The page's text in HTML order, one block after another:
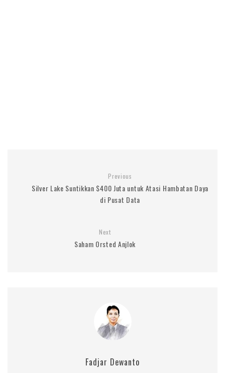
Previous
Silver Lake Suntikkan $400 Juta untuk Atasi Hambatan Daya
di Pusat Data
Next
Saham Orsted Anjlok
Fadjar Dewanto